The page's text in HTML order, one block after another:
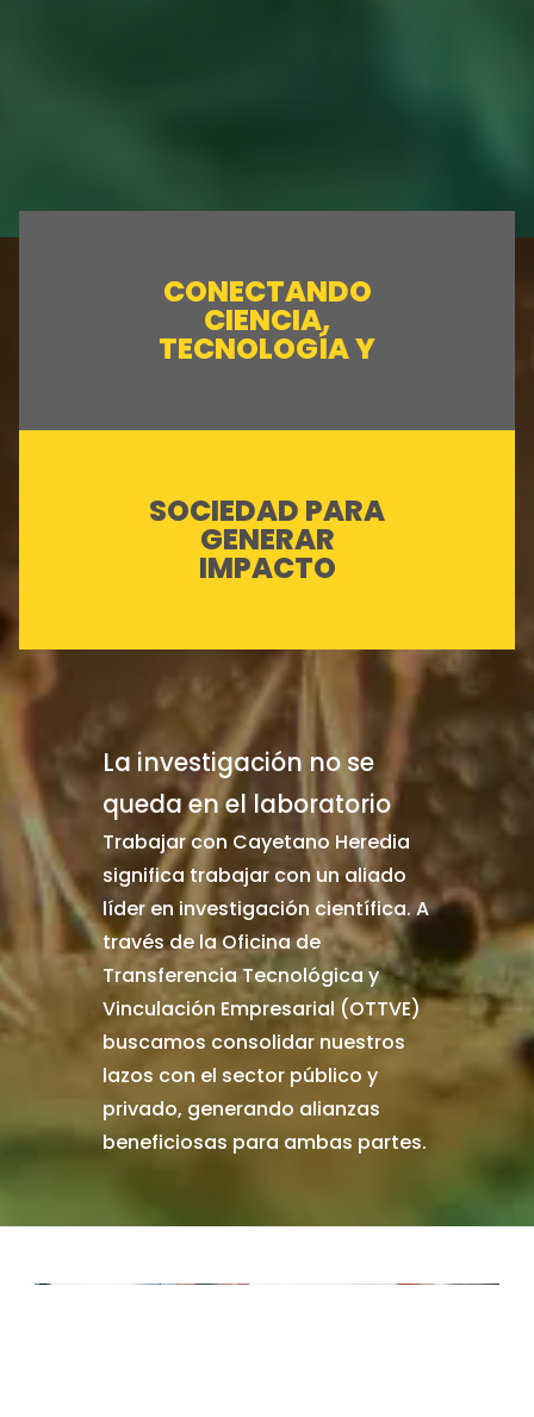
CONECTANDO
CIENCIA,
TECNOLOGÍA Y
SOCIEDAD PARA
GENERAR
IMPACTO
La investigación no se
queda en el laboratorio
Trabajar con Cayetano Heredia
significa trabajar con un aliado
líder en investigación científica. A
través de la Oficina de
Transferencia Tecnológica y
Vinculación Empresarial (OTTVE)
buscamos consolidar nuestros
lazos con el sector público y
privado, generando alianzas
beneficiosas para ambas partes.